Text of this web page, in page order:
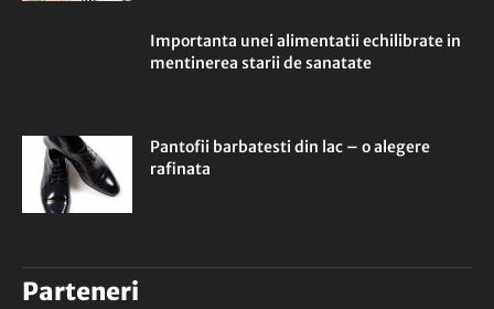
Importanta unei alimentatii echilibrate in
mentinerea starii de sanatate
Pantofii barbatesti din lac – o alegere
rafinata
Parteneri